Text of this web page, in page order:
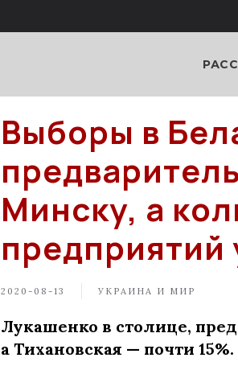
Выборы в
Минску, а
предприятий
2020-08-13 УКРАИНА И МИР
Лукашенко в столице,
а Тихановская — почти 15%.